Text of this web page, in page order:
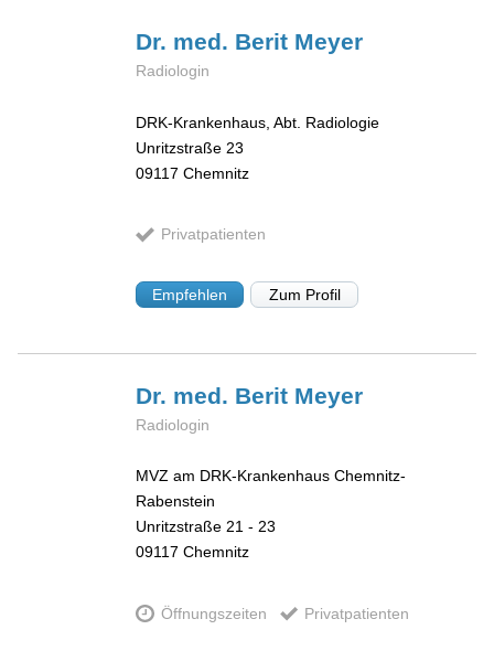
Dr. med. Berit Meyer
Radiologin
DRK-Krankenhaus, Abt. Radiologie
Unritzstraße 23
09117 Chemnitz
Privatpatienten
Empfehlen Zum Profil
Dr. med. Berit Meyer
Radiologin
MVZ am DRK-Krankenhaus Chemnitz-
Rabenstein
Unritzstraße 21 - 23
09117 Chemnitz
Öffnungszeiten Privatpatienten